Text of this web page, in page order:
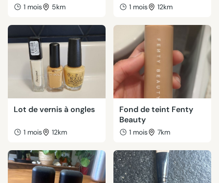
1 mois 5km 1 mois 12km
Lot de vernis à ongles
1 mois 12km
Fond de teint Fenty
Beauty
1 mois 7km